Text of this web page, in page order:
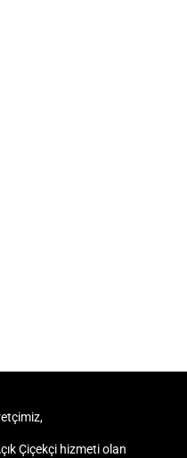
Çiçekçi hizmeti olan